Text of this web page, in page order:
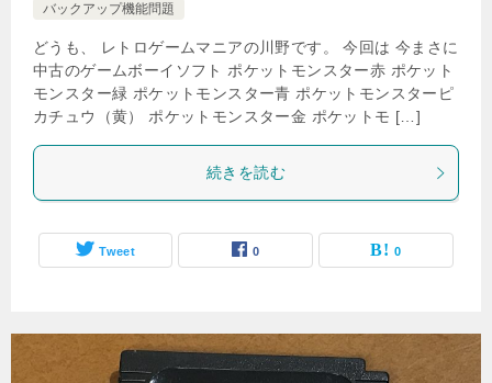
バックアップ機能問題
どうも、 レトロゲームマニアの川野です。 今回は 今まさに
中古のゲームボーイソフト ポケットモンスター赤 ポケット
モンスター緑 ポケットモンスター青 ポケットモンスターピ
カチュウ（黄） ポケットモンスター金 ポケットモ […]
続きを読む
Tweet 0 0